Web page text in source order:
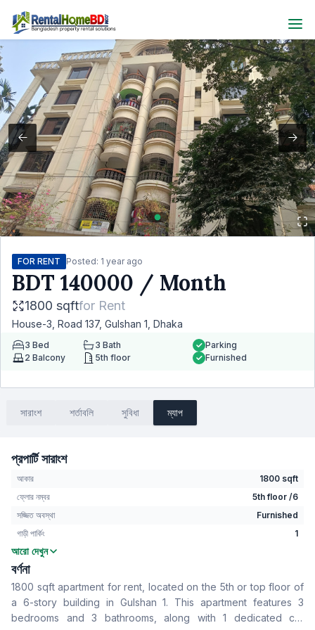
FOR RENT Posted: 1 year ago
BDT 140000 / Month
1800 sqftfor Rent
House-3, Road 137, Gulshan 1, Dhaka
3 Bed 3 Bath
2 Balcony 5th floor
Parking
Furnished
সারাংশ শর্তাবলি সুবিধা ম্যাপ
প্রপার্টি সারাংশ
আকার
1800 sqft
ফ্লোর নম্বর
5th floor /6
সজ্জিত অবস্থা
Furnished
গাড়ী পার্কিং
1
বেডরুম
বাথরুম
বসার রুম
No
Drawing Room
Yes
খাবার রুম
Yes
আরো দেখুন
বর্ণনা
1800 sqft apartment for rent, located on the 5th or top floor of
a 6-story building in Gulshan 1. This apartment features 3
bedrooms and 3 bathrooms, along with 1 dedicated car